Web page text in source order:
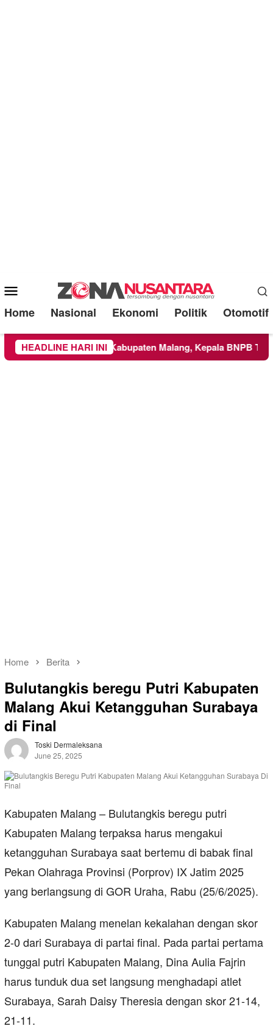
Mobile
Menu
Home Nasional Ekonomi Politik Otomotif
HEADLINE HARI INI
Meluas ke Wilayah Kabupaten Malang, Kepala BNPB Tinjau
Home Berita
Bulutangkis beregu Putri Kabupaten
Malang Akui Ketangguhan Surabaya
di Final
Toski Dermaleksana
June 25, 2025
Kabupaten Malang – Bulutangkis beregu putri
Kabupaten Malang terpaksa harus mengakui
ketangguhan Surabaya saat bertemu di babak final
Pekan Olahraga Provinsi (Porprov) IX Jatim 2025
yang berlangsung di GOR Uraha, Rabu (25/6/2025).
Kabupaten Malang menelan kekalahan dengan skor
2-0 dari Surabaya di partai final. Pada partai pertama
tunggal putri Kabupaten Malang, Dina Aulia Fajrin
harus tunduk dua set langsung menghadapi atlet
Surabaya, Sarah Daisy Theresia dengan skor 21-14,
21-11.